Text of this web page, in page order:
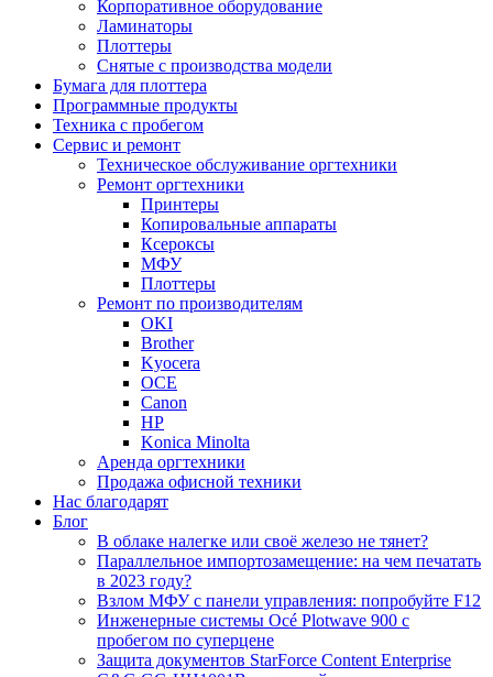
Корпоративное оборудование
Ламинаторы
Плоттеры
Снятые с производства модели
Бумага для плоттера
Программные продукты
Техника с пробегом
Сервис и ремонт
Техническое обслуживание оргтехники
Ремонт оргтехники
Принтеры
Копировальные аппараты
Ксероксы
МФУ
Плоттеры
Ремонт по производителям
OKI
Brother
Kyocera
OCE
Canon
HP
Konica Minolta
Аренда оргтехники
Продажа офисной техники
Нас благодарят
Блог
В облаке налегке или своё железо не тянет?
Параллельное импортозамещение: на чем печатать
в 2023 году?
Взлом МФУ с панели управления: попробуйте F12
Инженерные системы Océ Plotwave 900 с
пробегом по суперцене
Защита документов StarForce Content Enterprise